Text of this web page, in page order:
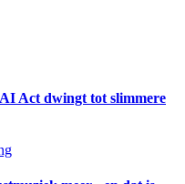
Act dwingt tot slimmere